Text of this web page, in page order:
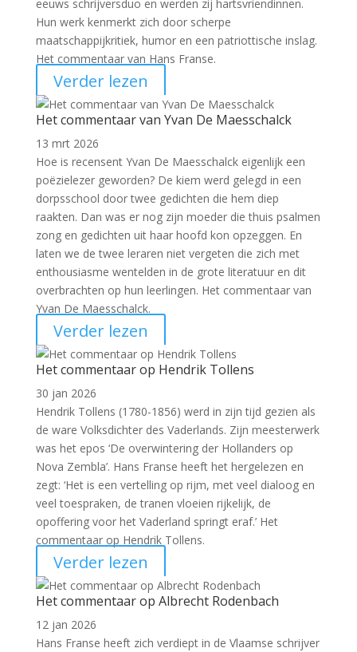
eeuws schrijversduo en werden zij hartsvriendinnen.
Hun werk kenmerkt zich door scherpe
maatschappijkritiek, humor en een patriottische inslag.
Het commentaar van Hans Franse.
Verder lezen
Het commentaar van Yvan De Maesschalck
13 mrt 2026
Hoe is recensent Yvan De Maesschalck eigenlijk een
poëzielezer geworden? De kiem werd gelegd in een
dorpsschool door twee gedichten die hem diep
raakten. Dan was er nog zijn moeder die thuis psalmen
zong en gedichten uit haar hoofd kon opzeggen. En
laten we de twee leraren niet vergeten die zich met
enthousiasme wentelden in de grote literatuur en dit
overbrachten op hun leerlingen. Het commentaar van
Yvan De Maesschalck.
Verder lezen
Het commentaar op Hendrik Tollens
30 jan 2026
Hendrik Tollens (1780-1856) werd in zijn tijd gezien als
de ware Volksdichter des Vaderlands. Zijn meesterwerk
was het epos ‘De overwintering der Hollanders op
Nova Zembla’. Hans Franse heeft het hergelezen en
zegt: ‘Het is een vertelling op rijm, met veel dialoog en
veel toespraken, de tranen vloeien rijkelijk, de
opoffering voor het Vaderland springt eraf.’ Het
commentaar op Hendrik Tollens.
Verder lezen
Het commentaar op Albrecht Rodenbach
12 jan 2026
Hans Franse heeft zich verdiept in de Vlaamse schrijver